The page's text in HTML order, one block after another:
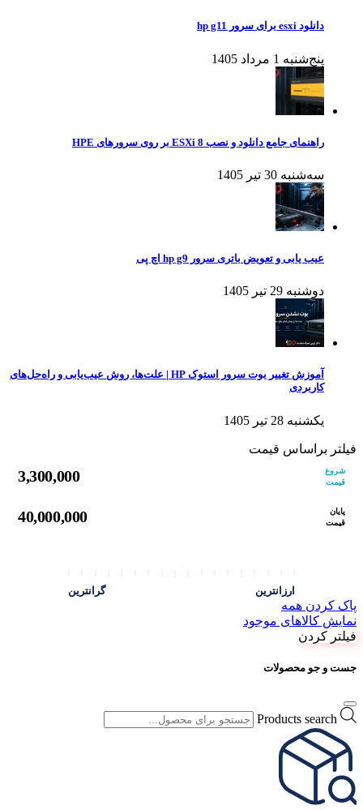
دانلود esxi برای سرور hp g11
پنج‌شنبه 1 مرداد 1405
راهنمای جامع دانلود و نصب ESXi 8 بر روی سرورهای HPE
سه‌شنبه 30 تیر 1405
عیب یابی و تعویض باتری سرور hp g9 اچ پی
دوشنبه 29 تیر 1405
آموزش تغییر بوت سرور استوک HP | علت‌ها، روش عیب‌یابی و راه‌حل‌های
کاربردی
یکشنبه 28 تیر 1405
فیلتر براساس قیمت
شروع
قیمت
3,300,000
پایان
قیمت
40,000,000
ارزانترین گرانترین
پاک کردن همه
نمایش کالاهای موجود
فیلتر کردن
جست و جو محصولات
Products search